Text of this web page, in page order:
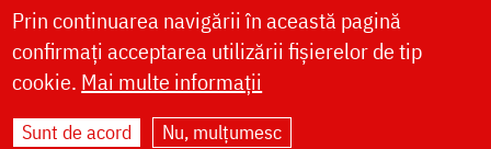
LIVE
Site dezvoltat deDOXOLOGIA MEDIA
Prin continuarea navigării în această pagină
confirmați acceptarea utilizării fișierelor de tip
cookie. Mai multe informații
Sunt de acord Nu, mulțumesc